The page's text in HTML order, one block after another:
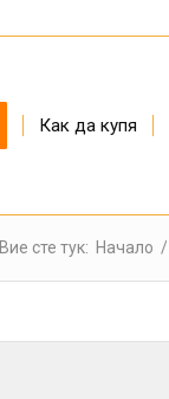
Как да купя
Вие сте тук: Начало /